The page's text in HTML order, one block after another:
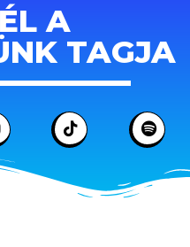
A
TAGJA